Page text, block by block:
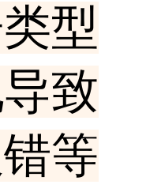
型
致
等